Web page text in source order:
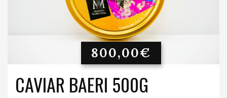
CAVIAR BAERI 500G
800,00€